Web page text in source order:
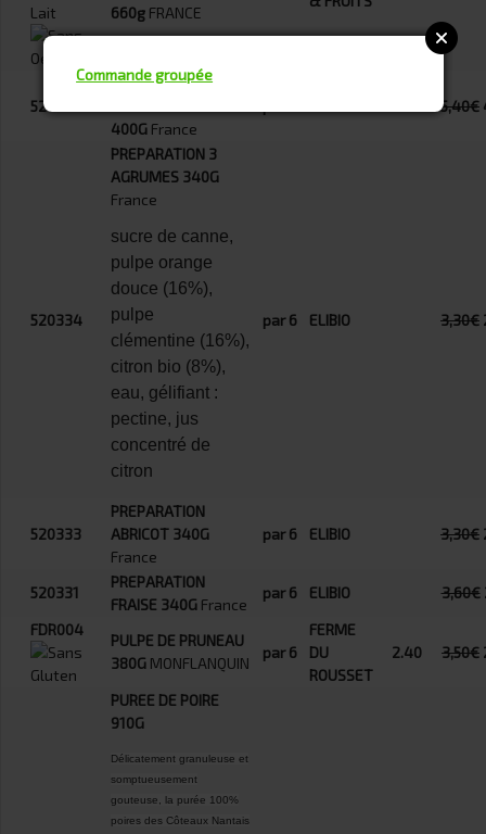
660g FRANCE
520330
PATE A TARTINER
400G France
5,40€
520334
PREPARATION 3
AGRUMES 340G
France
sucre de canne,
pulpe orange
douce (16%),
pulpe
clémentine (16%),
citron bio (8%),
eau, gélifiant :
pectine, jus
concentré de
citron
par 6 ELIBIO 3,30€
520333
PREPARATION
ABRICOT 340G
France
par 6 ELIBIO 3,30€
520331
PREPARATION
FRAISE 340G France
par 6 ELIBIO 3,60€
FDR004
PULPE DE PRUNEAU
380G MONFLANQUIN
par 6
FERME
DU
ROUSSET
2.40 3,50€
PUREE DE POIRE
910G
Délicatement granuleuse et
somptueusement
gouteuse, la purée 100%
poires des Côteaux Nantais
Commande groupée